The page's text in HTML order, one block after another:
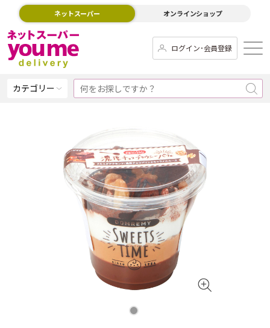
ネットスーパー オンラインショップ
ログイン･会員登録
カテゴリー